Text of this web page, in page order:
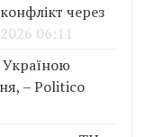
через
06:11
– Politico